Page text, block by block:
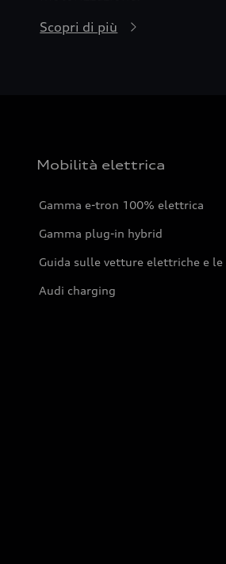
Scopri di più
Mobilità elettrica
Gamma e-tron 100% elettrica
Gamma plug-in hybrid
Guida sulle vetture elettriche e
Audi charging